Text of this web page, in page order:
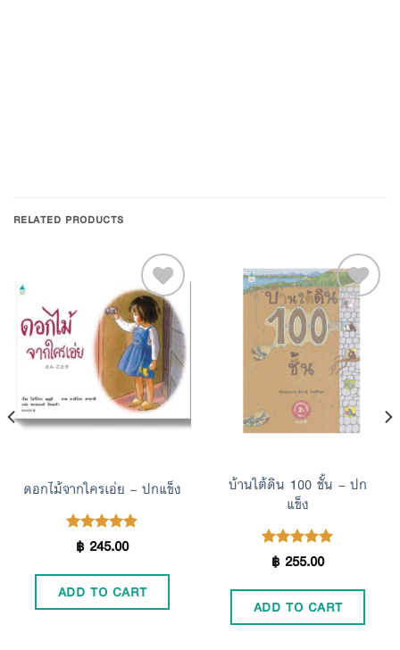
RELATED PRODUCTS
Add to
Wishlist
ดอกไม้จากใครเอ่ย – ปกแข็ง
Rated5.00
฿245.00
ADD TO CART
Add to
Wishlist
บ้านใต้ดิน 100 ชั้น – ปก
แข็ง
Rated5.00
฿255.00
ADD TO CART